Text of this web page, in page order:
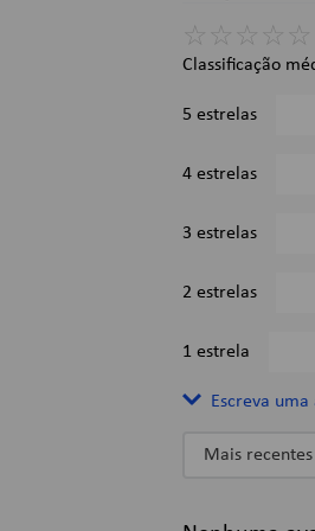
☆ ☆ ☆ ☆ ☆
Classificação
5 estrelas
4 estrelas
3 estrelas
2 estrelas
1 estrela
Escreva
Mais recentes